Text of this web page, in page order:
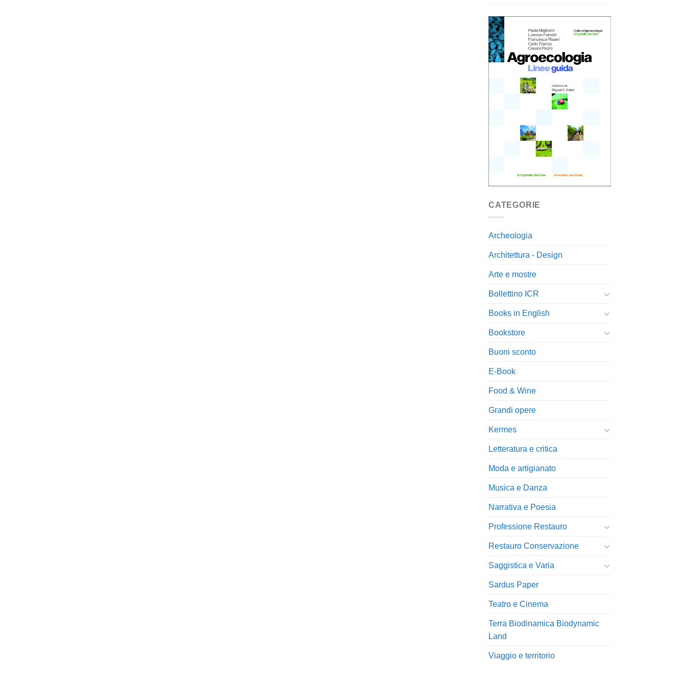
CATEGORIE
Archeologia
Architettura - Design
Arte e mostre
Bollettino ICR
Books in English
Bookstore
Buoni sconto
E-Book
Food & Wine
Grandi opere
Kermes
Letteratura e critica
Moda e artigianato
Musica e Danza
Narrativa e Poesia
Professione Restauro
Restauro Conservazione
Saggistica e Varia
Sardus Paper
Teatro e Cinema
Terra Biodinamica Biodynamic
Land
Viaggio e territorio